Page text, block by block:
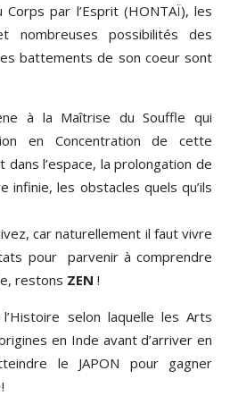
par l’Esprit (HONTAÏ), les
nombreuses possibilités des
battements de son coeur sont
à la Maîtrise du Souffle qui
en Concentration de cette
l’espace, la prolongation de
les obstacles quels qu’ils
car naturellement il faut vivre
pour parvenir à comprendre
restons ZEN !
selon laquelle les Arts
en Inde avant d’arriver en
le JAPON pour gagner